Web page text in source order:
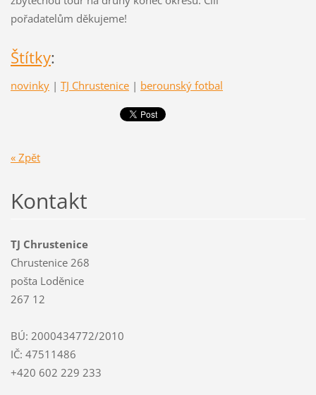
pořadatelům děkujeme!
Štítky:
novinky | TJ Chrustenice | berounský fotbal
« Zpět
Kontakt
TJ Chrustenice
Chrustenice 268
pošta Loděnice
267 12
BÚ: 2000434772/2010
IČ: 47511486
+420 602 229 233